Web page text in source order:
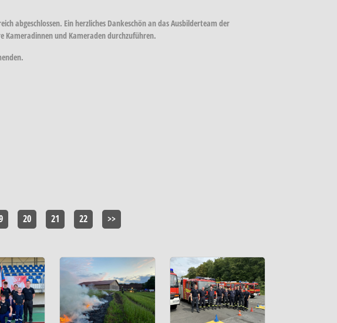
abgeschlossen. Ein herzliches Dankeschön an das Ausbilderteam der
Kameradinnen und Kameraden durchzuführen.
20 21 22 >>